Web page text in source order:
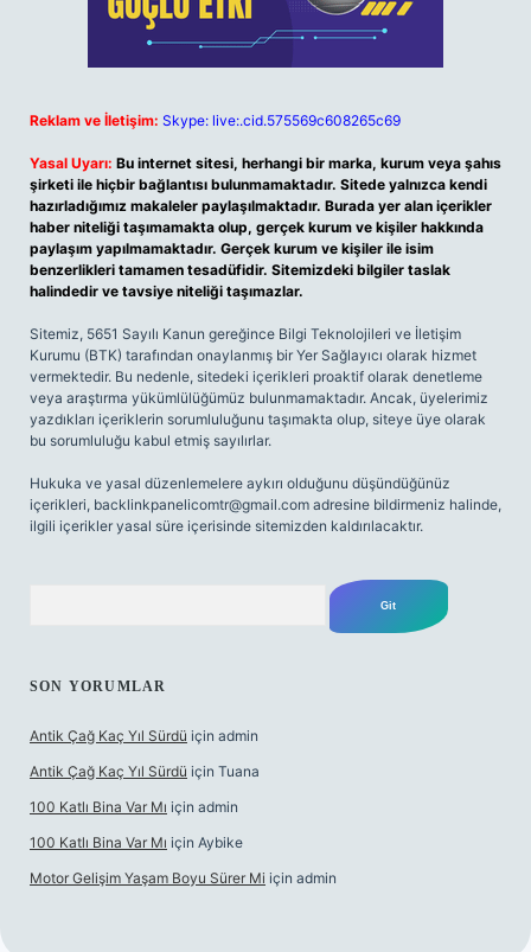
Reklam ve İletişim: Skype: live:.cid.575569c608265c69
Yasal Uyarı: Bu internet sitesi, herhangi bir marka, kurum veya şahıs
şirketi ile hiçbir bağlantısı bulunmamaktadır. Sitede yalnızca kendi
hazırladığımız makaleler paylaşılmaktadır. Burada yer alan içerikler
haber niteliği taşımamakta olup, gerçek kurum ve kişiler hakkında
paylaşım yapılmamaktadır. Gerçek kurum ve kişiler ile isim
benzerlikleri tamamen tesadüfidir. Sitemizdeki bilgiler taslak
halindedir ve tavsiye niteliği taşımazlar.
Sitemiz, 5651 Sayılı Kanun gereğince Bilgi Teknolojileri ve İletişim
Kurumu (BTK) tarafından onaylanmış bir Yer Sağlayıcı olarak hizmet
vermektedir. Bu nedenle, sitedeki içerikleri proaktif olarak denetleme
veya araştırma yükümlülüğümüz bulunmamaktadır. Ancak, üyelerimiz
yazdıkları içeriklerin sorumluluğunu taşımakta olup, siteye üye olarak
bu sorumluluğu kabul etmiş sayılırlar.
Hukuka ve yasal düzenlemelere aykırı olduğunu düşündüğünüz
içerikleri, backlinkpanelicomtr@gmail.com adresine bildirmeniz halinde,
ilgili içerikler yasal süre içerisinde sitemizden kaldırılacaktır.
SON YORUMLAR
Antik Çağ Kaç Yıl Sürdü için admin
Antik Çağ Kaç Yıl Sürdü için Tuana
100 Katlı Bina Var Mı için admin
100 Katlı Bina Var Mı için Aybike
Motor Gelişim Yaşam Boyu Sürer Mi için admin